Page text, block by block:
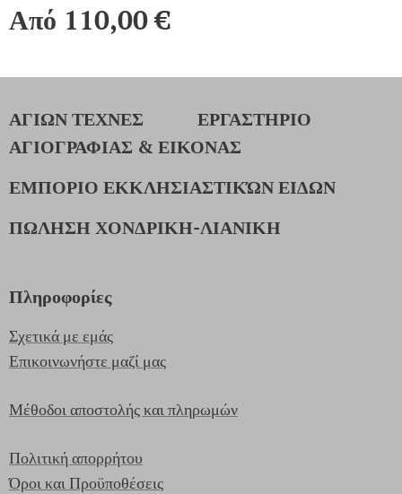
Από 110,00€
ΑΓΙΩΝ ΤΕΧΝΕΣ ΕΡΓΑΣΤΗΡΙΟ
ΑΓΙΟΓΡΑΦΙΑΣ & ΕΙΚΟΝΑΣ
ΕΜΠΟΡΙΟ ΕΚΚΛΗΣΙΑΣΤΙΚΏΝ ΕΙΔΩΝ
ΠΩΛΗΣΗ ΧΟΝΔΡΙΚΗ-ΛΙΑΝΙΚΗ
Πληροφορίες
Σχετικά με εμάς
Επικοινωνήστε μαζί μας
Μέθοδοι αποστολής και πληρωμών
Πολιτική απορρήτου
Όροι και Προϋποθέσεις